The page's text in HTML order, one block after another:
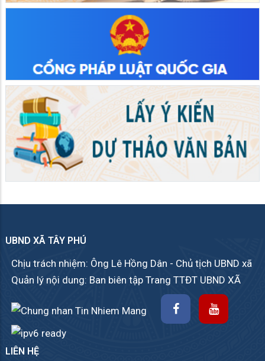
UBND XÃ TÂY PHÚ
Chịu trách nhiệm: Ông Lê Hồng Dân - Chủ tịch UBND xã
Quản lý nội dung: Ban biên tập Trang TTĐT UBND XÃ
LIÊN HỆ